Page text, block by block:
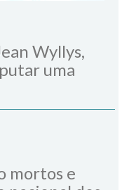
Wyllys,
uma
mortos e